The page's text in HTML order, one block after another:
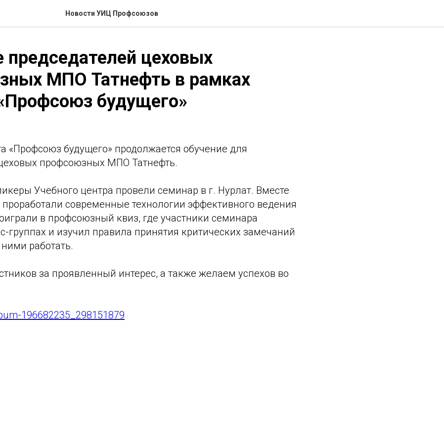
Новости УИЦ Профсоюзов
председателей цеховых
МПО Татнефть в рамках
будущего»
«Профсоюз будущего» продолжается обучение для
профсоюзных МПО Татнефть.
Учебного центра провели семинар в г. Нурлат. Вместе
современные технологии эффективного ведения
в профсоюзный квиз, где участники семинара
группах и изучил правила принятия критических замечаний
работать.
за проявленный интерес, а также желаем успехов во
196682235_298151879